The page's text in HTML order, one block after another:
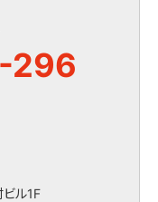
296
ル1F